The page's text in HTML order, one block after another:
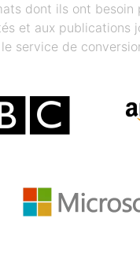
dont ils ont
et aux
service de